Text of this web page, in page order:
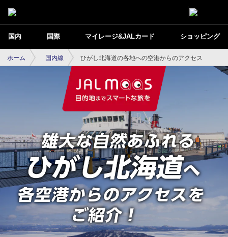
国内 国際 マイレージ&JALカード ショッピング
ホーム 国内線 ひがし北海道の各地への空港からのアクセス